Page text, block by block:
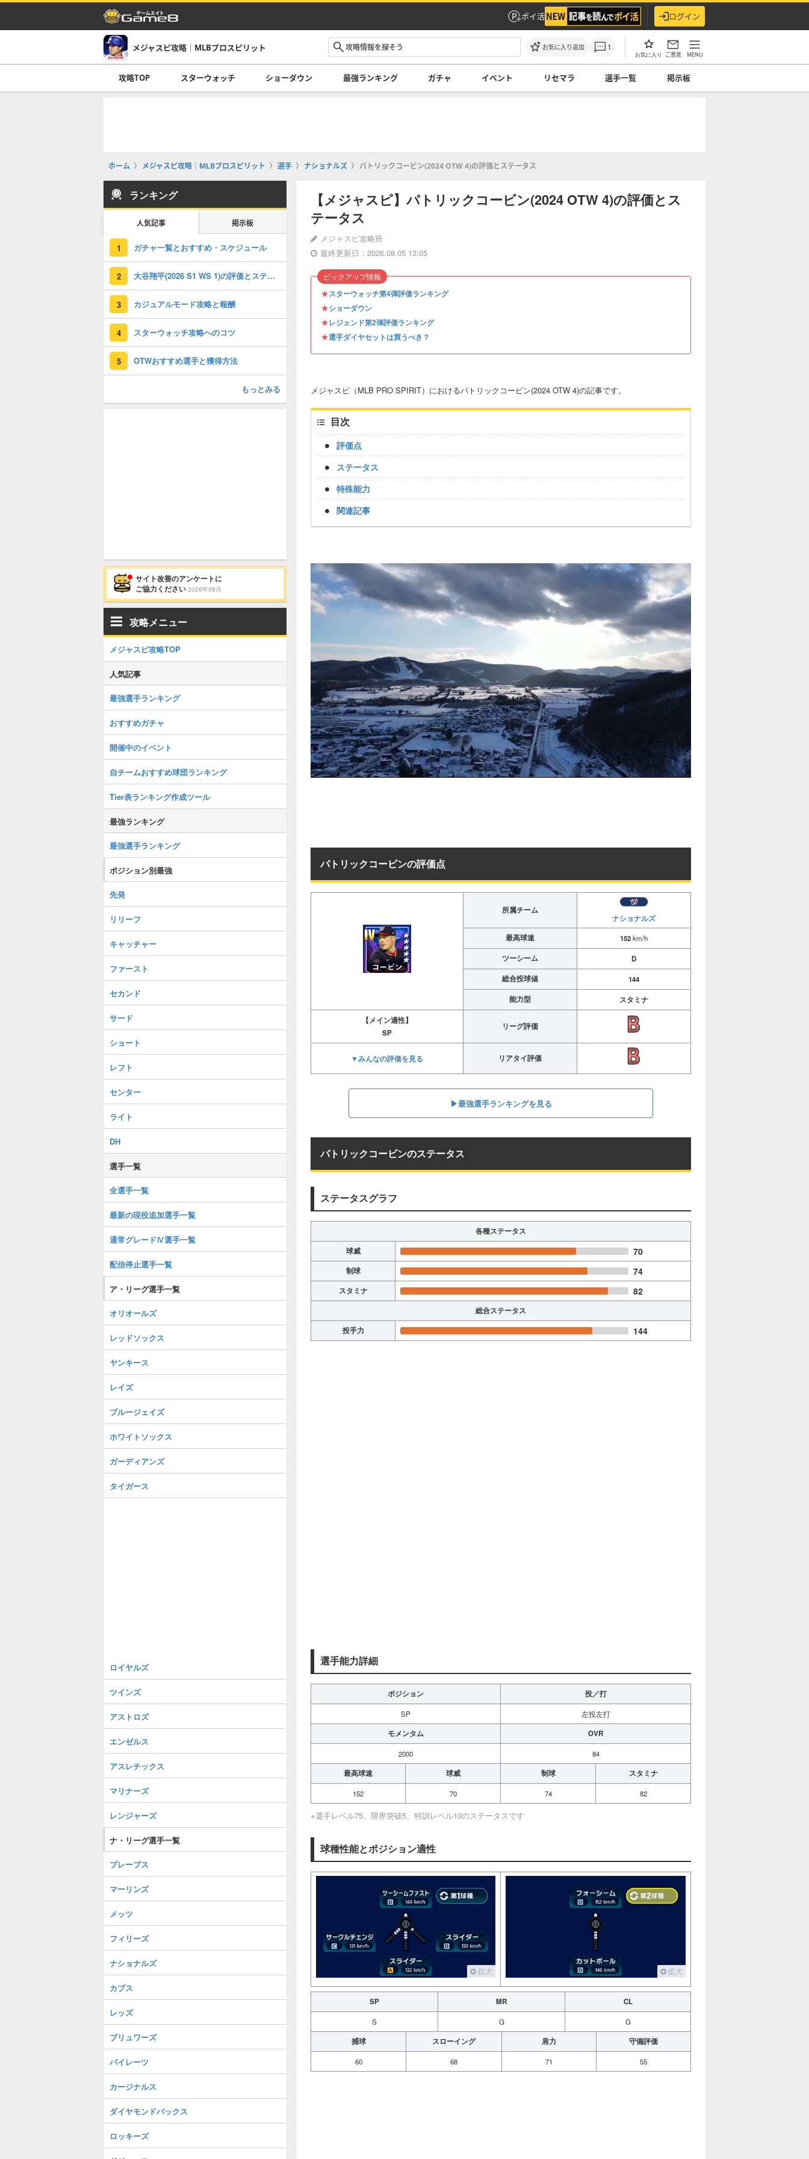
ポイ活 ログイン
メジャスピ攻略｜MLBプロスピリット お気に入り追加 1
お気に入り ご意見 MENU
攻略TOP スターウォッチ ショーダウン 最強ランキング ガチャ イベント リセマラ 選手一覧 掲示板
ホーム メジャスピ攻略｜MLBプロスピリット 選手 ナショナルズ パトリックコービン(2024 OTW 4)の評価とステータス
【メジャスピ】パトリックコービン(2024 OTW 4)の評価とス
テータス
メジャスピ攻略班
最終更新日：2026.08.05 13:05
★スターウォッチ第4弾評価ランキング
★ショーダウン
★レジェンド第2弾評価ランキング
★選手ダイヤセットは買うべき？
ピックアップ情報
メジャスピ（MLB PRO SPIRIT）におけるパトリックコービン(2024 OTW 4)の記事です。
目次
評価点
ステータス
特殊能力
関連記事
パトリックコービンの評価点
所属チーム
ナショナルズ
最高球速 152km/h
ツーシーム
D
総合投球値
144
能力型
スタミナ
【メイン適性】
SP
リーグ評価
▼みんなの評価を見る リアタイ評価
▶︎最強選手ランキングを見る
パトリックコービンのステータス
ステータスグラフ
各種ステータス
球威
70
制球 74
スタミナ 82
総合ステータス
投手力
144
選手能力詳細
ポジション 投／打
SP 左投左打
モメンタム OVR
2000 84
最高球速 球威 制球 スタミナ
152 70 74 82
※選手レベル75、限界突破5、特訓レベル10のステータスです
球種性能とポジション適性
拡大 拡大
SP MR CL
S G G
捕球 スローイング 肩力 守備評価
60 68 71 55
ランキング
人気記事 掲示板
1 ガチャ一覧とおすすめ・スケジュール
2 大谷翔平(2026 S1 WS 1)の評価とステータス
3 カジュアルモード攻略と報酬
4 スターウォッチ攻略へのコツ
5 OTWおすすめ選手と獲得方法
もっとみる
サイト改善のアンケートに
ご協力ください 2026年08月
攻略メニュー
メジャスピ攻略TOP
人気記事
最強選手ランキング
おすすめガチャ
開催中のイベント
自チームおすすめ球団ランキング
Tier表ランキング作成ツール
最強ランキング
最強選手ランキング
ポジション別最強
先発
リリーフ
キャッチャー
ファースト
セカンド
サード
ショート
レフト
センター
ライト
DH
選手一覧
全選手一覧
最新の現役追加選手一覧
通常グレードⅣ選手一覧
配信停止選手一覧
ア・リーグ選手一覧
オリオールズ
レッドソックス
ヤンキース
レイズ
ブルージェイズ
ホワイトソックス
ガーディアンズ
タイガース
ロイヤルズ
ツインズ
アストロズ
エンゼルス
アスレチックス
マリナーズ
レンジャーズ
ナ・リーグ選手一覧
ブレーブス
マーリンズ
メッツ
フィリーズ
ナショナルズ
カブス
レッズ
ブリュワーズ
パイレーツ
カージナルス
ダイヤモンドバックス
ロッキーズ